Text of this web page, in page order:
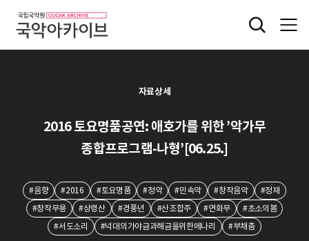
자료상세
2016 토요명품공연: 애호가를 위한 ’악가무
종합프로그램-나형’[06.25.]
#음향 #2016 #토요명품 #정악 #민속악 #창작음악
#정재
#창작무용
#상령산 #경풍년 #산조합주 #연화무
#초소의봄
#서도소리
#넉대의가야금과해금을위한메나리 #부채춤